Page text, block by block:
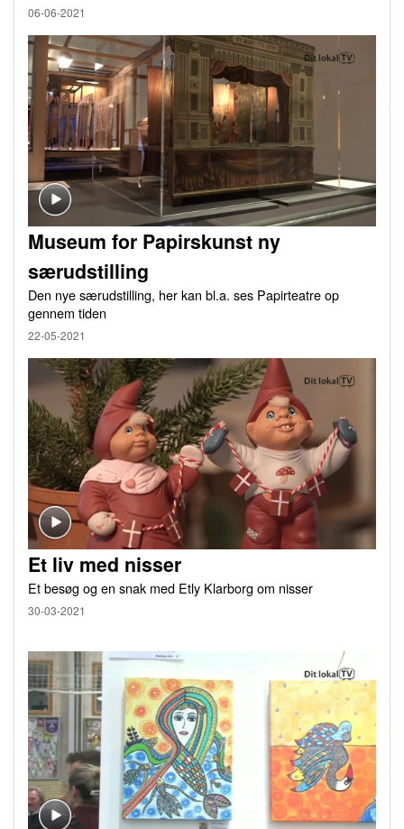
06-06-2021
Museum for Papirskunst ny
særudstilling
Den nye særudstilling, her kan bl.a. ses Papirteatre op
gennem tiden
22-05-2021
Et liv med nisser
Et besøg og en snak med Etly Klarborg om nisser
30-03-2021